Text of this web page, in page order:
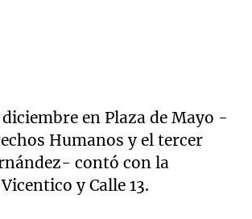
en Plaza de Mayo -
Humanos y el tercer
contó con la
y Calle 13.